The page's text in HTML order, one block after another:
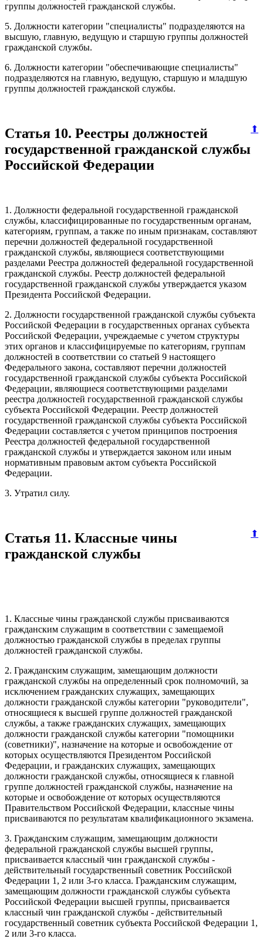
группы должностей гражданской службы.
5. Должности категории "специалисты" подразделяются на
высшую, главную, ведущую и старшую группы должностей
гражданской службы.
6. Должности категории "обеспечивающие специалисты"
подразделяются на главную, ведущую, старшую и младшую
группы должностей гражданской службы.
⬆
Статья 10. Реестры должностей
государственной гражданской службы
Российской Федерации
1. Должности федеральной государственной гражданской
службы, классифицированные по государственным органам,
категориям, группам, а также по иным признакам, составляют
перечни должностей федеральной государственной
гражданской службы, являющиеся соответствующими
разделами Реестра должностей федеральной государственной
гражданской службы. Реестр должностей федеральной
государственной гражданской службы утверждается указом
Президента Российской Федерации.
2. Должности государственной гражданской службы субъекта
Российской Федерации в государственных органах субъекта
Российской Федерации, учреждаемые с учетом структуры
этих органов и классифицируемые по категориям, группам
должностей в соответствии со статьей 9 настоящего
Федерального закона, составляют перечни должностей
государственной гражданской службы субъекта Российской
Федерации, являющиеся соответствующими разделами
реестра должностей государственной гражданской службы
субъекта Российской Федерации. Реестр должностей
государственной гражданской службы субъекта Российской
Федерации составляется с учетом принципов построения
Реестра должностей федеральной государственной
гражданской службы и утверждается законом или иным
нормативным правовым актом субъекта Российской
Федерации.
3. Утратил силу.
⬆
Статья 11. Классные чины
гражданской службы
1. Классные чины гражданской службы присваиваются
гражданским служащим в соответствии с замещаемой
должностью гражданской службы в пределах группы
должностей гражданской службы.
2. Гражданским служащим, замещающим должности
гражданской службы на определенный срок полномочий, за
исключением гражданских служащих, замещающих
должности гражданской службы категории "руководители",
относящиеся к высшей группе должностей гражданской
службы, а также гражданских служащих, замещающих
должности гражданской службы категории "помощники
(советники)", назначение на которые и освобождение от
которых осуществляются Президентом Российской
Федерации, и гражданских служащих, замещающих
должности гражданской службы, относящиеся к главной
группе должностей гражданской службы, назначение на
которые и освобождение от которых осуществляются
Правительством Российской Федерации, классные чины
присваиваются по результатам квалификационного экзамена.
3. Гражданским служащим, замещающим должности
федеральной гражданской службы высшей группы,
присваивается классный чин гражданской службы -
действительный государственный советник Российской
Федерации 1, 2 или 3-го класса. Гражданским служащим,
замещающим должности гражданской службы субъекта
Российской Федерации высшей группы, присваивается
классный чин гражданской службы - действительный
государственный советник субъекта Российской Федерации 1,
2 или 3-го класса.